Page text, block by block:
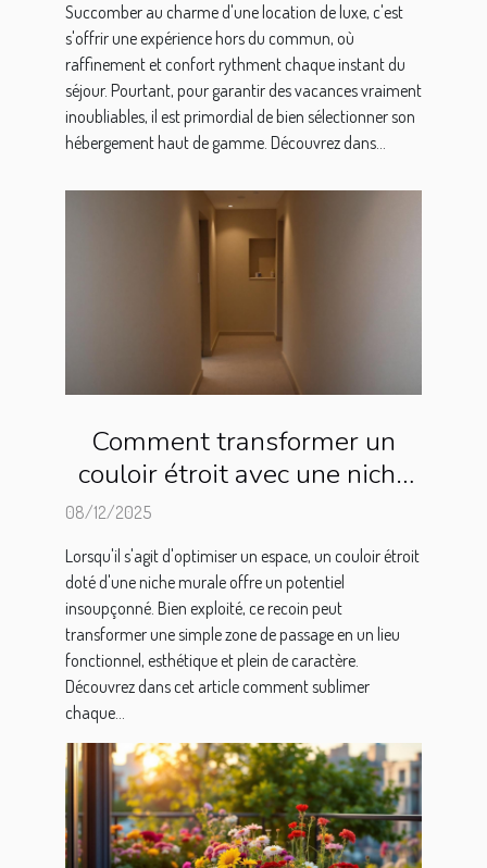
Succomber au charme d'une location de luxe, c'est
s'offrir une expérience hors du commun, où
raffinement et confort rythment chaque instant du
séjour. Pourtant, pour garantir des vacances vraiment
inoubliables, il est primordial de bien sélectionner son
hébergement haut de gamme. Découvrez dans...
Comment transformer un
couloir étroit avec une niche
08/12/2025
Lorsqu'il s'agit d'optimiser un espace, un couloir étroit
doté d'une niche murale offre un potentiel
insoupçonné. Bien exploité, ce recoin peut
transformer une simple zone de passage en un lieu
fonctionnel, esthétique et plein de caractère.
Découvrez dans cet article comment sublimer
chaque...